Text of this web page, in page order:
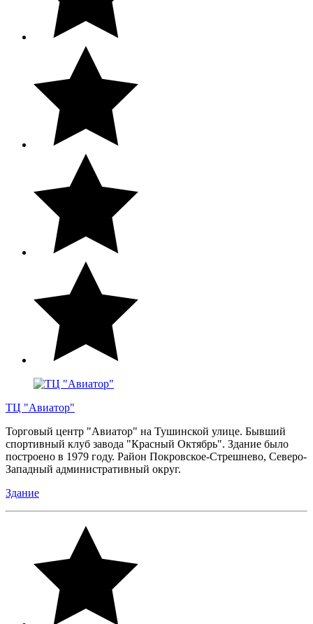
ТЦ "Авиатор"
Торговый центр "Авиатор" на Тушинской улице. Бывший
спортивный клуб завода "Красный Октябрь". Здание было
построено в 1979 году. Район Покровское-Стрешнево, Северо-
Западный административный округ.
Здание